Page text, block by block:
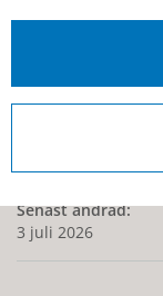
Senast ändrad:
3 juli 2026